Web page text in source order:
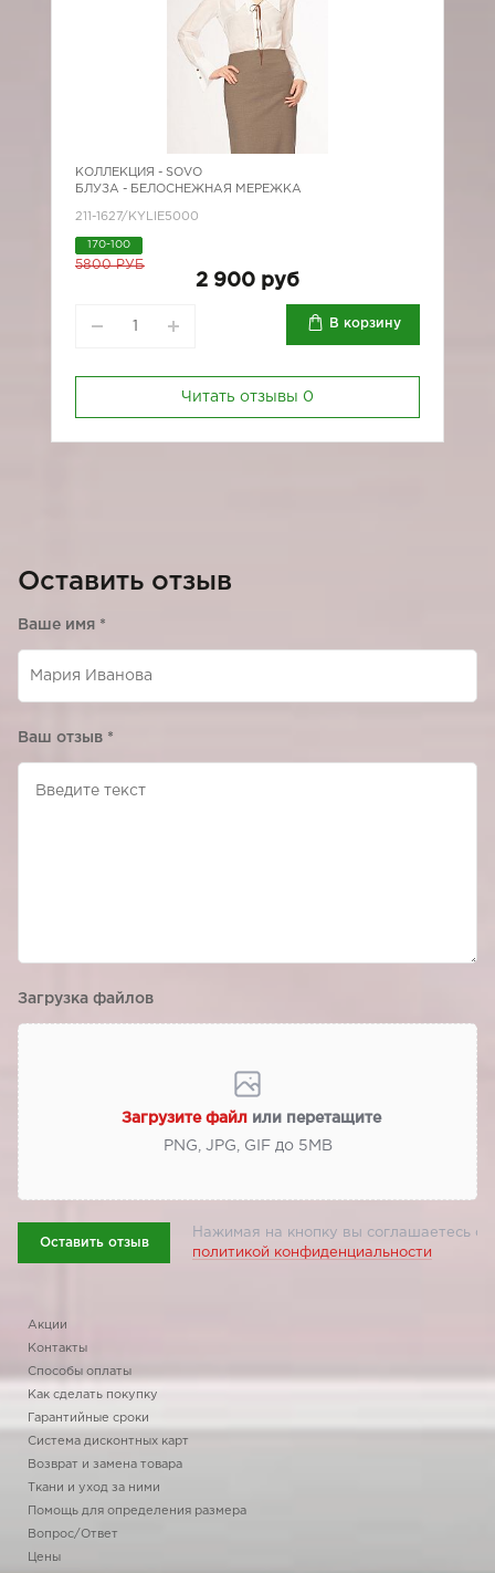
КОЛЛЕКЦИЯ - SOVO
БЛУЗА - БЕЛОСНЕЖНАЯ МЕРЕЖКА
211-1627/KYLIE5000
170-100
5800 РУБ
2 900 руб
В корзину
Читать отзывы 0
Оставить отзыв
Ваше имя *
Ваш отзыв *
Загрузка файлов
Загрузите файл или перетащите
PNG, JPG, GIF до 5МВ
Оставить отзыв
Нажимая на кнопку вы соглашаетесь с
политикой конфиденциальности
Акции
Контакты
Способы оплаты
Как сделать покупку
Гарантийные сроки
Система дисконтных карт
Возврат и замена товара
Ткани и уход за ними
Помощь для определения размера
Вопрос/Ответ
Цены